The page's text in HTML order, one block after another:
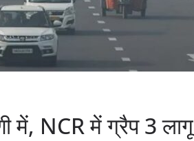
में, NCR में ग्रैप 3 लागू